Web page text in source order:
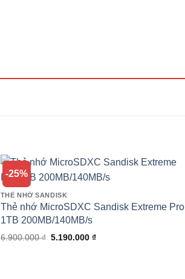
-25%
THẺ NHỚ SANDISK
Thẻ nhớ MicroSDXC Sandisk Extreme Pro
1TB 200MB/140MB/s
6.900.000₫ Giá
5.190.000₫Giá